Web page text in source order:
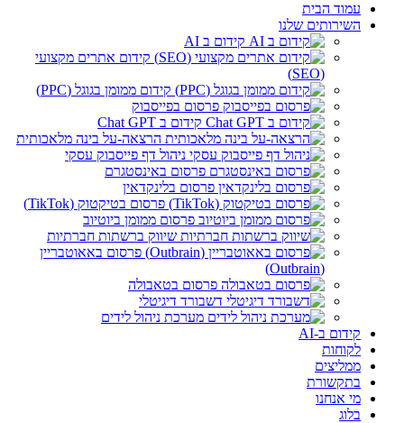
עמוד הבית
השירותים שלנו
קידום ב AI
קידום אתרים מקצועי
(SEO)
קידום ממומן בגוגל (PPC)
פרסום בפייסבוק
קידום ב Chat GPT
הרצאה-על בינה מלאכותית
ניהול דף פייסבוק עסקי
פרסום באינסטגרם
פרסום בלינקדאין
פרסום בטיקטוק (TikTok)
פרסום ממומן ביוטיוב
שיווק ברשתות חברתיות
פרסום באאוטבריין
(Outbrain)
פרסום בטאבולה
דשבורד דיגיטלי
מערכת ניהול לידים
קידום ב-AI
לקוחות
ממליצים
בתקשורת
מי אנחנו
בלוג